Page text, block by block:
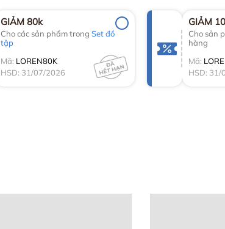
GIẢM 80k
Cho các sản phẩm trong Set đồ
tập
Mã: LOREN80K
HSD: 31/07/2026
GIẢM
Cho sản
hàng
Mã:
HSD: 31/